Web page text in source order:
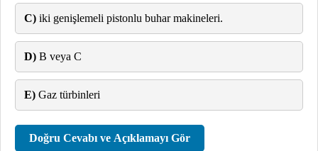
C) iki genişlemeli pistonlu buhar makineleri.
D) B veya C
E) Gaz türbinleri
Doğru Cevabı ve Açıklamayı Gör